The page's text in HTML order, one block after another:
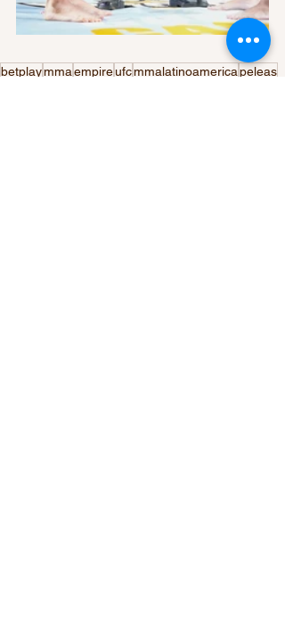
betplaymmaempireufcmmalatinoamericapeleas